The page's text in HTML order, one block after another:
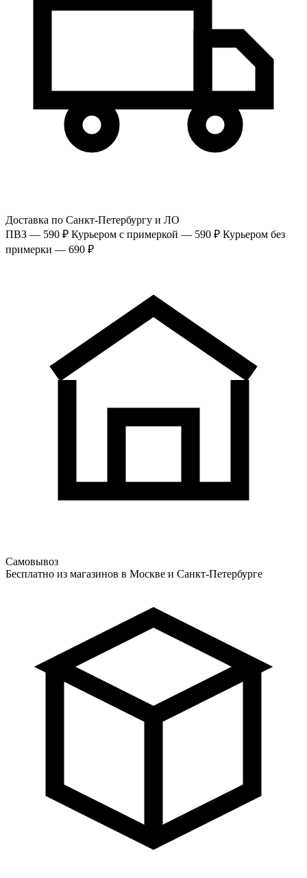
Доставка по Санкт-Петербургу и ЛО
ПВЗ — 590 ₽ Курьером с примеркой — 590 ₽ Курьером без
примерки — 690 ₽
Самовывоз
Бесплатно из магазинов в Москве и Санкт-Петербурге